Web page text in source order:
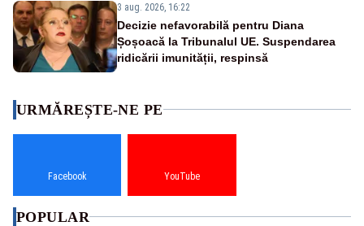
3 aug. 2026, 16:22
Decizie nefavorabilă pentru Diana
Șoșoacă la Tribunalul UE. Suspendarea
ridicării imunității, respinsă
URMĂREȘTE-NE PE
Facebook YouTube
POPULAR